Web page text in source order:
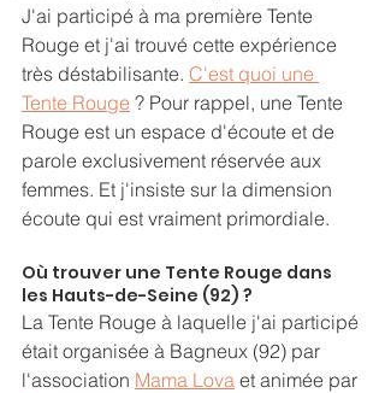
J'ai participé à ma première Tente
Rouge et j'ai trouvé cette expérience
très déstabilisante. C'est quoi une
Tente Rouge ? Pour rappel, une Tente
Rouge est un espace d'écoute et de
parole exclusivement réservée aux
femmes. Et j'insiste sur la dimension
écoute qui est vraiment primordiale.
Où trouver une Tente Rouge dans
les Hauts-de-Seine (92) ?
La Tente Rouge à laquelle j'ai participé
était organisée à Bagneux (92) par
l'association Mama Lova et animée par